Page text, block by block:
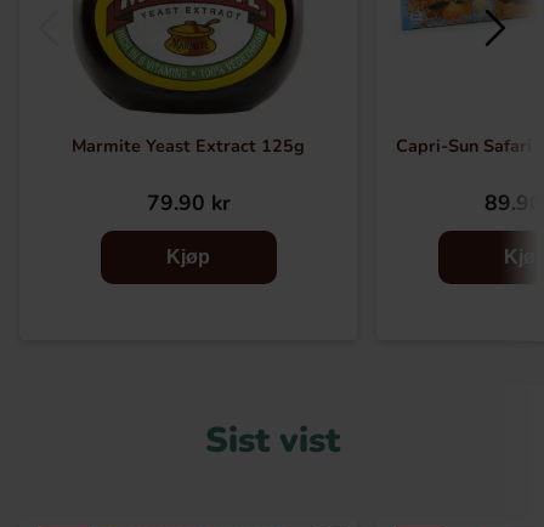
Marmite Yeast Extract 125g
79.90 kr
Kjøp
Capri-Sun Safari
Sist vist